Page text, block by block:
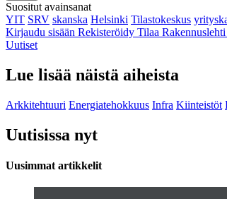
Suositut avainsanat
YIT SRV skanska Helsinki Tilastokeskus
Kirjaudu sisään Rekisteröidy Tilaa Rakennuslehti
Uutiset
Lue lisää näistä aiheista
Arkkitehtuuri Energiatehokkuus Infra Kiinteistöt
Uutisissa nyt
Uusimmat artikkelit